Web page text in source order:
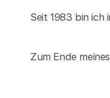
Seit 1983 bin ich
Zum Ende